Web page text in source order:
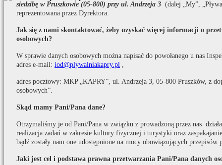
siedzibę w Pruszkowie (05-800) przy ul. Andrzeja 3 (dalej „My”,
reprezentowana przez Dyrektora.
Jak się z nami skontaktować, żeby uzyskać więcej informacji o
osobowych?
W sprawie danych osobowych można napisać do powołanego u nas
adres e-mail: iod@plywalniakapry.pl ,
adres pocztowy: MKP „KAPRY”, ul. Andrzeja 3, 05-800 Pruszków, z
osobowych”.
Skąd mamy Pani/Pana dane?
Otrzymaliśmy je od Pani/Pana w związku z prowadzoną przez nas
realizacja zadań w zakresie kultury fizycznej i turystyki oraz
bądź zostały nam one udostępnione na mocy obowiązujących przepisów
Jaki jest cel i podstawa prawna przetwarzania Pani/Pana danych